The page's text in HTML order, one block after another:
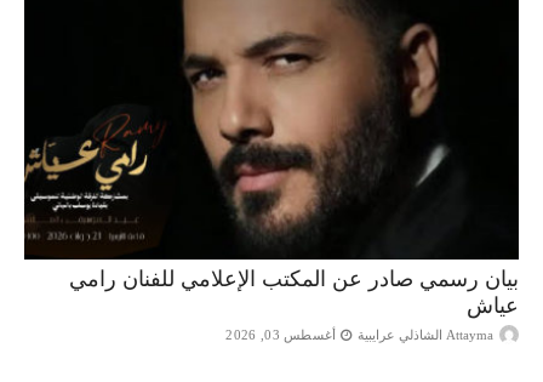
بيان رسمي صادر عن المكتب الإعلامي للفنان رامي
عياش
Attayma الشاذلي عرايبية أغسطس 03, 2026